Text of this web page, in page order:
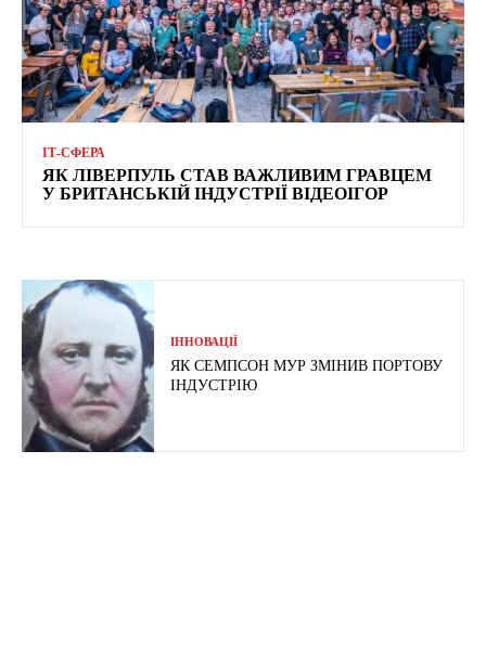
ІТ-СФЕРА
ЯК ЛІВЕРПУЛЬ СТАВ ВАЖЛИВИМ ГРАВЦЕМ
У БРИТАНСЬКІЙ ІНДУСТРІЇ ВІДЕОІГОР
ІННОВАЦІЇ
ЯК СЕМПСОН МУР ЗМІНИВ ПОРТОВУ
ІНДУСТРІЮ